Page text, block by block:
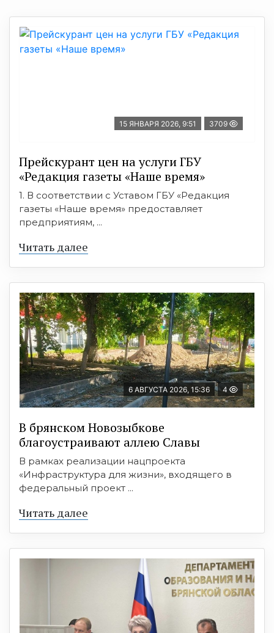
15 ЯНВАРЯ 2026, 9:51 3709
Прейскурант цен на услуги ГБУ
«Редакция газеты «Наше время»
1. В соответствии с Уставом ГБУ «Редакция
газеты «Наше время» предоставляет
предприятиям, ...
Читать далее
6 АВГУСТА 2026, 15:36 4
В брянском Новозыбкове
благоустраивают аллею Славы
В рамках реализации нацпроекта
«Инфраструктура для жизни», входящего в
федеральный проект ...
Читать далее